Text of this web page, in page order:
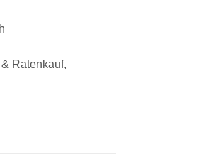
Ratenkauf,